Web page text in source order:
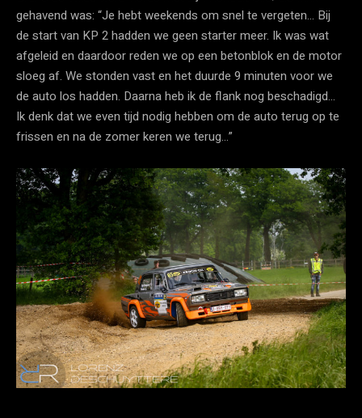
gehavend was: “Je hebt weekends om snel te vergeten… Bij
de start van KP 2 hadden we geen starter meer. Ik was wat
afgeleid en daardoor reden we op een betonblok en de motor
sloeg af. We stonden vast en het duurde 9 minuten voor we
de auto los hadden. Daarna heb ik de flank nog beschadigd…
Ik denk dat we even tijd nodig hebben om de auto terug op te
frissen en na de zomer keren we terug…”